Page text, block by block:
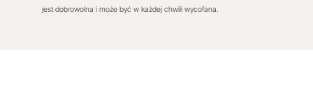
jest dobrowolna i może być w każdej chwili wycofana.